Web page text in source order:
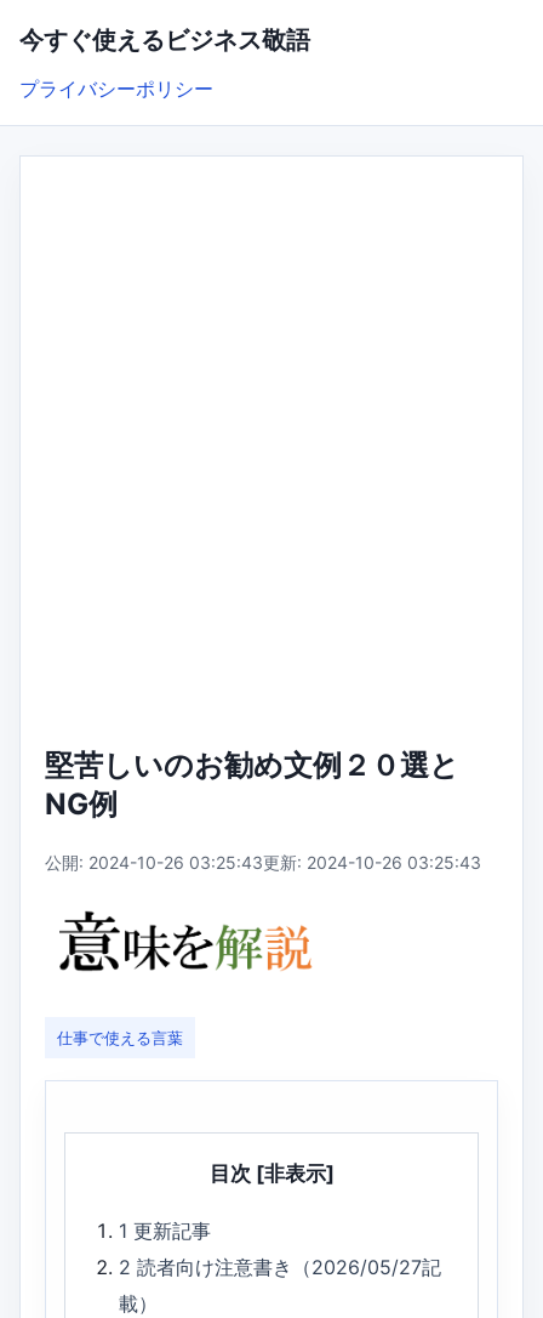
今すぐ使えるビジネス敬語
プライバシーポリシー
堅苦しいのお勧め文例２０選と
NG例
公開: 2024-10-26 03:25:43更新: 2024-10-26 03:25:43
仕事で使える言葉
目次 [非表示]
1更新記事
2読者向け注意書き（2026/05/27記
載）